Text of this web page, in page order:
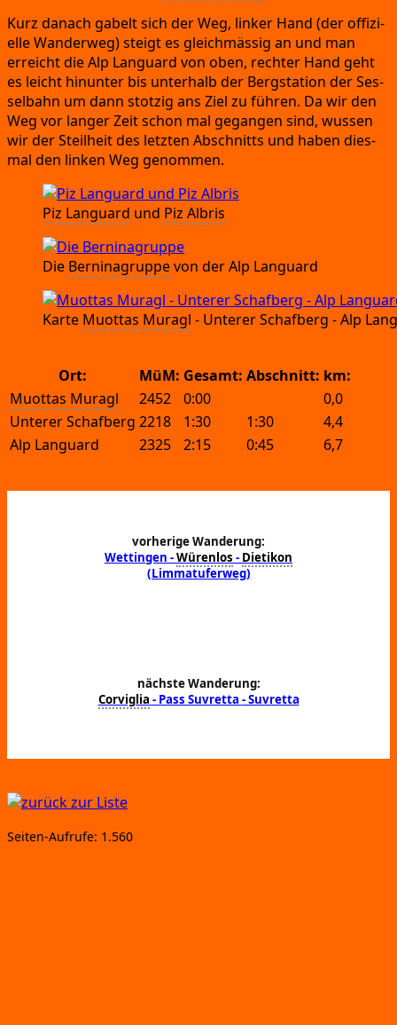
Kurz danach gabelt sich der Weg, lin­ker Hand (der offi­zi­
el­le Wan­der­weg)steigt es gleich­mäs­sig an und man
erreicht die Alp Lan­guard von oben, rech­ter Hand geht
es leicht hin­un­ter bis unter­halb der Berg­sta­ti­on der Ses­
sel­bahn um dann stot­zig ans Ziel zu füh­ren. Da wir den
Weg vor lan­ger Zeit schon mal gegan­gen sind, wus­sen
wir der Steil­heit des letz­ten Abschnitts und haben dies­
mal den lin­ken Weg genommen.
Piz Lan­guard und Piz Alb­ris
Die Ber­ni­na­grup­pevon der Alp Languard
Kar­te Muot­tas Muragl - Unte­rer Schaf­berg - Alp
Ort: MüM: Gesamt: Abschnitt: km:
Muottas Muragl
2452 0:00
0,0
Unterer Schafberg 2218 1:30 1:30
4,4
Alp Languard
2325 2:15 0:45 6,7
vorherige Wanderung:
Wettingen -Würenlos - Dietikon
(Limmatuferweg)
nächste Wanderung:
Corviglia - Pass Suvretta - Suvretta
Sei­ten-Auf­ru­fe: 1.560